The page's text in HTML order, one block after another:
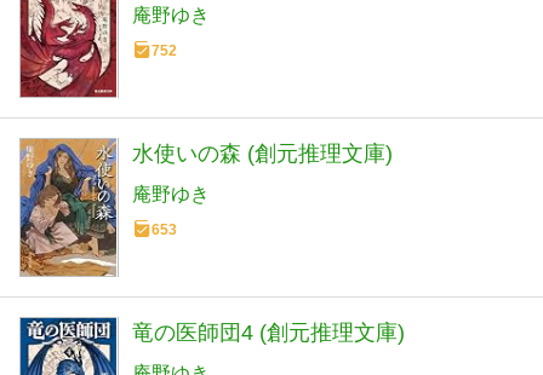
庵野ゆき
752
水使いの森 (創元推理文庫)
庵野ゆき
653
竜の医師団4 (創元推理文庫)